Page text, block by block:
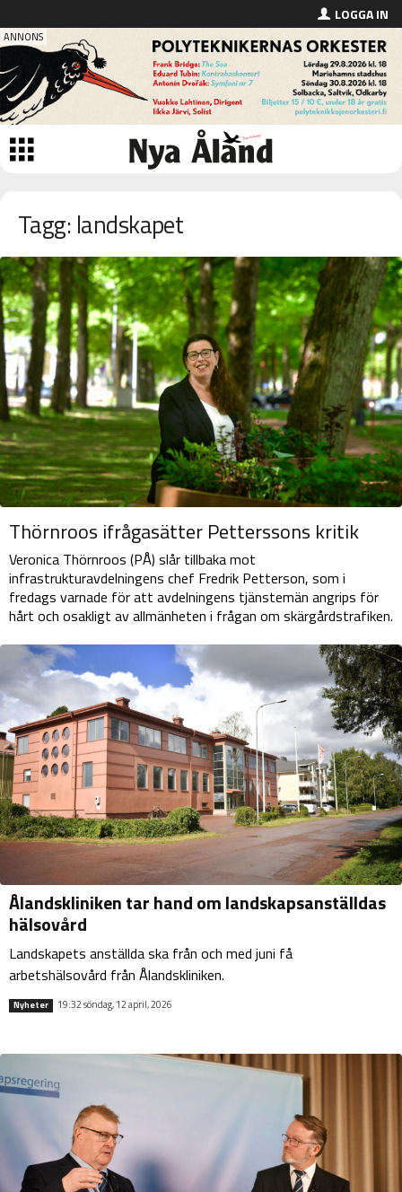
LOGGA IN
Tagg: landskapet
Thörnroos ifrågasätter Petterssons kritik
Veronica Thörnroos (PÅ) slår tillbaka mot
infrastrukturavdelningens chef Fredrik Petterson, som i
fredags varnade för att avdelningens tjänstemän angrips för
hårt och osakligt av allmänheten i frågan om skärgårdstrafiken.
Ålandskliniken tar hand om landskapsanställdas
hälsovård
Landskapets anställda ska från och med juni få
arbetshälsovård från Ålandskliniken.
Nyheter 19:32 söndag, 12 april, 2026